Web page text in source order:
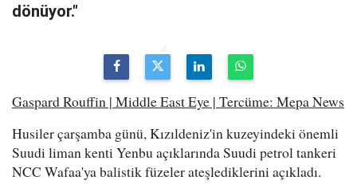
dönüyor."
Gaspard Rouffin | Middle East Eye | Tercüme: Mepa News
Husiler çarşamba günü, Kızıldeniz'in kuzeyindeki önemli
Suudi liman kenti Yenbu açıklarında Suudi petrol tankeri
NCC Wafaa'ya balistik füzeler ateşlediklerini açıkladı.